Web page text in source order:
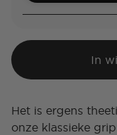
In
Het is ergens
onze klassieke grip.